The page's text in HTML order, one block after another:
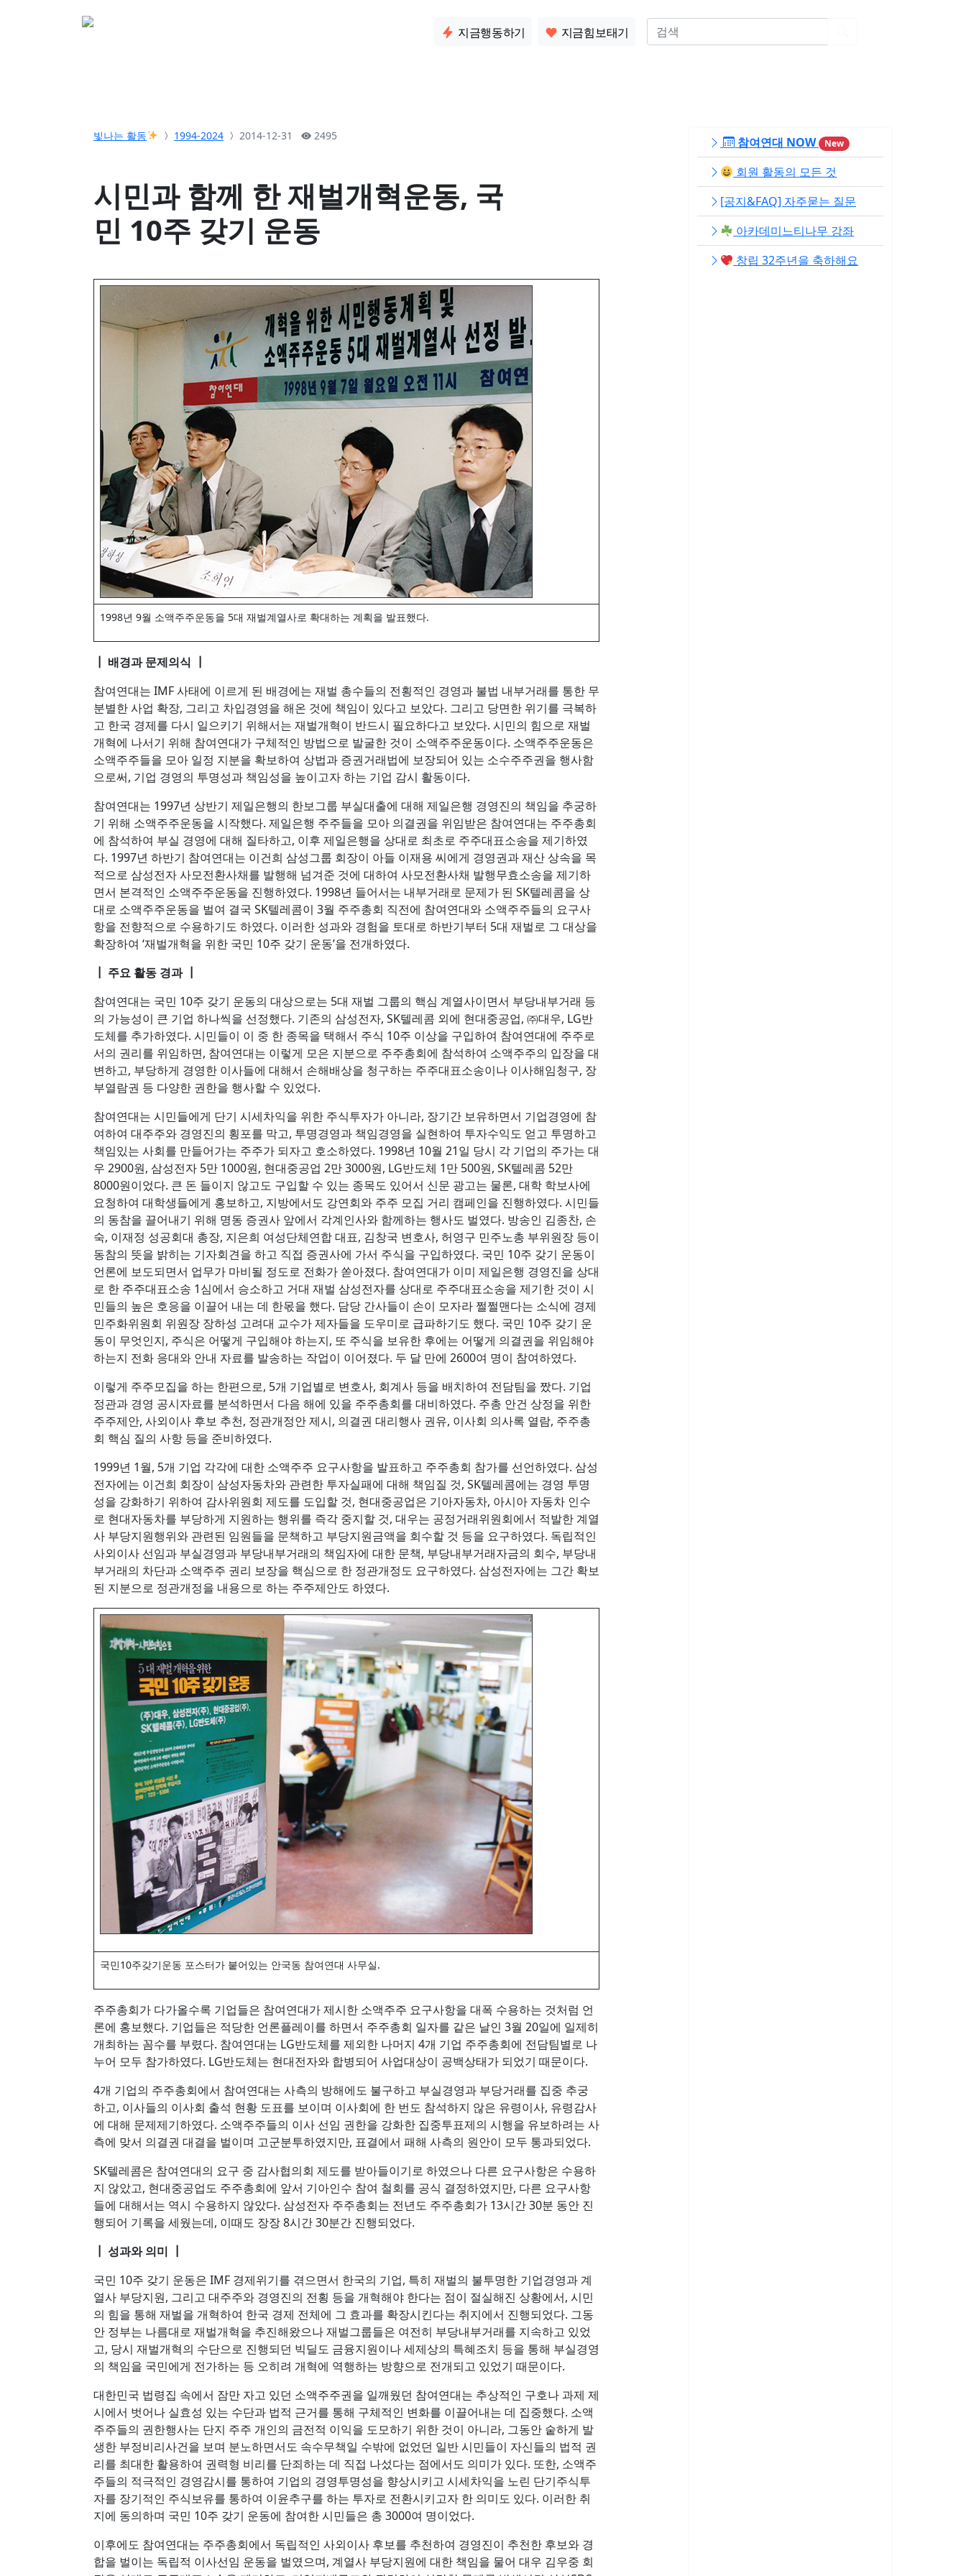
지금행동하기 지금힘보태기
빛나는 활동 1994-2024 2014-12-31 2495
시민과 함께 한 재벌개혁운동, 국
민 10주 갖기 운동
1998년 9월 소액주주운동을 5대 재벌계열사로 확대하는 계획을 발표했다.
┃ 배경과 문제의식 ┃
참여연대는 IMF 사태에 이르게 된 배경에는 재벌 총수들의 전횡적인 경영과 불법 내부거래를 통한 무
분별한 사업 확장, 그리고 차입경영을 해온 것에 책임이 있다고 보았다. 그리고 당면한 위기를 극복하
고 한국 경제를 다시 일으키기 위해서는 재벌개혁이 반드시 필요하다고 보았다. 시민의 힘으로 재벌
개혁에 나서기 위해 참여연대가 구체적인 방법으로 발굴한 것이 소액주주운동이다. 소액주주운동은
소액주주들을 모아 일정 지분을 확보하여 상법과 증권거래법에 보장되어 있는 소수주주권을 행사함
으로써, 기업 경영의 투명성과 책임성을 높이고자 하는 기업 감시 활동이다.
참여연대는 1997년 상반기 제일은행의 한보그룹 부실대출에 대해 제일은행 경영진의 책임을 추궁하
기 위해 소액주주운동을 시작했다. 제일은행 주주들을 모아 의결권을 위임받은 참여연대는 주주총회
에 참석하여 부실 경영에 대해 질타하고, 이후 제일은행을 상대로 최초로 주주대표소송을 제기하였
다. 1997년 하반기 참여연대는 이건희 삼성그룹 회장이 아들 이재용 씨에게 경영권과 재산 상속을 목
적으로 삼성전자 사모전환사채를 발행해 넘겨준 것에 대하여 사모전환사채 발행무효소송을 제기하
면서 본격적인 소액주주운동을 진행하였다. 1998년 들어서는 내부거래로 문제가 된 SK텔레콤을 상
대로 소액주주운동을 벌여 결국 SK텔레콤이 3월 주주총회 직전에 참여연대와 소액주주들의 요구사
항을 전향적으로 수용하기도 하였다. 이러한 성과와 경험을 토대로 하반기부터 5대 재벌로 그 대상을
확장하여 ‘재벌개혁을 위한 국민 10주 갖기 운동’을 전개하였다.
┃ 주요 활동 경과 ┃
참여연대는 국민 10주 갖기 운동의 대상으로는 5대 재벌 그룹의 핵심 계열사이면서 부당내부거래 등
의 가능성이 큰 기업 하나씩을 선정했다. 기존의 삼성전자, SK텔레콤 외에 현대중공업, ㈜대우, LG반
도체를 추가하였다. 시민들이 이 중 한 종목을 택해서 주식 10주 이상을 구입하여 참여연대에 주주로
서의 권리를 위임하면, 참여연대는 이렇게 모은 지분으로 주주총회에 참석하여 소액주주의 입장을 대
변하고, 부당하게 경영한 이사들에 대해서 손해배상을 청구하는 주주대표소송이나 이사해임청구, 장
부열람권 등 다양한 권한을 행사할 수 있었다.
참여연대는 시민들에게 단기 시세차익을 위한 주식투자가 아니라, 장기간 보유하면서 기업경영에 참
여하여 대주주와 경영진의 횡포를 막고, 투명경영과 책임경영을 실현하여 투자수익도 얻고 투명하고
책임있는 사회를 만들어가는 주주가 되자고 호소하였다. 1998년 10월 21일 당시 각 기업의 주가는 대
우 2900원, 삼성전자 5만 1000원, 현대중공업 2만 3000원, LG반도체 1만 500원, SK텔레콤 52만
8000원이었다. 큰 돈 들이지 않고도 구입할 수 있는 종목도 있어서 신문 광고는 물론, 대학 학보사에
요청하여 대학생들에게 홍보하고, 지방에서도 강연회와 주주 모집 거리 캠페인을 진행하였다. 시민들
의 동참을 끌어내기 위해 명동 증권사 앞에서 각계인사와 함께하는 행사도 벌였다. 방송인 김종찬, 손
숙, 이재정 성공회대 총장, 지은희 여성단체연합 대표, 김창국 변호사, 허영구 민주노총 부위원장 등이
동참의 뜻을 밝히는 기자회견을 하고 직접 증권사에 가서 주식을 구입하였다. 국민 10주 갖기 운동이
언론에 보도되면서 업무가 마비될 정도로 전화가 쏟아졌다. 참여연대가 이미 제일은행 경영진을 상대
로 한 주주대표소송 1심에서 승소하고 거대 재벌 삼성전자를 상대로 주주대표소송을 제기한 것이 시
민들의 높은 호응을 이끌어 내는 데 한몫을 했다. 담당 간사들이 손이 모자라 쩔쩔맨다는 소식에 경제
민주화위원회 위원장 장하성 고려대 교수가 제자들을 도우미로 급파하기도 했다. 국민 10주 갖기 운
동이 무엇인지, 주식은 어떻게 구입해야 하는지, 또 주식을 보유한 후에는 어떻게 의결권을 위임해야
하는지 전화 응대와 안내 자료를 발송하는 작업이 이어졌다. 두 달 만에 2600여 명이 참여하였다.
이렇게 주주모집을 하는 한편으로, 5개 기업별로 변호사, 회계사 등을 배치하여 전담팀을 짰다. 기업
정관과 경영 공시자료를 분석하면서 다음 해에 있을 주주총회를 대비하였다. 주총 안건 상정을 위한
주주제안, 사외이사 후보 추천, 정관개정안 제시, 의결권 대리행사 권유, 이사회 의사록 열람, 주주총
회 핵심 질의 사항 등을 준비하였다.
1999년 1월, 5개 기업 각각에 대한 소액주주 요구사항을 발표하고 주주총회 참가를 선언하였다. 삼성
전자에는 이건희 회장이 삼성자동차와 관련한 투자실패에 대해 책임질 것, SK텔레콤에는 경영 투명
성을 강화하기 위하여 감사위원회 제도를 도입할 것, 현대중공업은 기아자동차, 아시아 자동차 인수
로 현대자동차를 부당하게 지원하는 행위를 즉각 중지할 것, 대우는 공정거래위원회에서 적발한 계열
사 부당지원행위와 관련된 임원들을 문책하고 부당지원금액을 회수할 것 등을 요구하였다. 독립적인
사외이사 선임과 부실경영과 부당내부거래의 책임자에 대한 문책, 부당내부거래자금의 회수, 부당내
부거래의 차단과 소액주주 권리 보장을 핵심으로 한 정관개정도 요구하였다. 삼성전자에는 그간 확보
된 지분으로 정관개정을 내용으로 하는 주주제안도 하였다.
국민10주갖기운동 포스터가 붙어있는 안국동 참여연대 사무실.
주주총회가 다가올수록 기업들은 참여연대가 제시한 소액주주 요구사항을 대폭 수용하는 것처럼 언
론에 홍보했다. 기업들은 적당한 언론플레이를 하면서 주주총회 일자를 같은 날인 3월 20일에 일제히
개최하는 꼼수를 부렸다. 참여연대는 LG반도체를 제외한 나머지 4개 기업 주주총회에 전담팀별로 나
누어 모두 참가하였다. LG반도체는 현대전자와 합병되어 사업대상이 공백상태가 되었기 때문이다.
4개 기업의 주주총회에서 참여연대는 사측의 방해에도 불구하고 부실경영과 부당거래를 집중 추궁
하고, 이사들의 이사회 출석 현황 도표를 보이며 이사회에 한 번도 참석하지 않은 유령이사, 유령감사
에 대해 문제제기하였다. 소액주주들의 이사 선임 권한을 강화한 집중투표제의 시행을 유보하려는 사
측에 맞서 의결권 대결을 벌이며 고군분투하였지만, 표결에서 패해 사측의 원안이 모두 통과되었다.
SK텔레콤은 참여연대의 요구 중 감사협의회 제도를 받아들이기로 하였으나 다른 요구사항은 수용하
지 않았고, 현대중공업도 주주총회에 앞서 기아인수 참여 철회를 공식 결정하였지만, 다른 요구사항
들에 대해서는 역시 수용하지 않았다. 삼성전자 주주총회는 전년도 주주총회가 13시간 30분 동안 진
행되어 기록을 세웠는데, 이때도 장장 8시간 30분간 진행되었다.
┃ 성과와 의미 ┃
국민 10주 갖기 운동은 IMF 경제위기를 겪으면서 한국의 기업, 특히 재벌의 불투명한 기업경영과 계
열사 부당지원, 그리고 대주주와 경영진의 전횡 등을 개혁해야 한다는 점이 절실해진 상황에서, 시민
의 힘을 통해 재벌을 개혁하여 한국 경제 전체에 그 효과를 확장시킨다는 취지에서 진행되었다. 그동
안 정부는 나름대로 재벌개혁을 추진해왔으나 재벌그룹들은 여전히 부당내부거래를 지속하고 있었
고, 당시 재벌개혁의 수단으로 진행되던 빅딜도 금융지원이나 세제상의 특혜조치 등을 통해 부실경영
의 책임을 국민에게 전가하는 등 오히려 개혁에 역행하는 방향으로 전개되고 있었기 때문이다.
대한민국 법령집 속에서 잠만 자고 있던 소액주주권을 일깨웠던 참여연대는 추상적인 구호나 과제 제
시에서 벗어나 실효성 있는 수단과 법적 근거를 통해 구체적인 변화를 이끌어내는 데 집중했다. 소액
주주들의 권한행사는 단지 주주 개인의 금전적 이익을 도모하기 위한 것이 아니라, 그동안 숱하게 발
생한 부정비리사건을 보며 분노하면서도 속수무책일 수밖에 없었던 일반 시민들이 자신들의 법적 권
리를 최대한 활용하여 권력형 비리를 단죄하는 데 직접 나섰다는 점에서도 의미가 있다. 또한, 소액주
주들의 적극적인 경영감시를 통하여 기업의 경영투명성을 향상시키고 시세차익을 노린 단기주식투
자를 장기적인 주식보유를 통하여 이윤추구를 하는 투자로 전환시키고자 한 의미도 있다. 이러한 취
지에 동의하며 국민 10주 갖기 운동에 참여한 시민들은 총 3000여 명이었다.
이후에도 참여연대는 주주총회에서 독립적인 사외이사 후보를 추천하여 경영진이 추천한 후보와 경
합을 벌이는 독립적 이사선임 운동을 벌였으며, 계열사 부당지원에 대한 책임을 물어 대우 김우중 회
참여연대 NOW New
회원 활동의 모든 것
[공지&FAQ] 자주묻는 질문
아카데미느티나무 강좌
창립 32주년을 축하해요